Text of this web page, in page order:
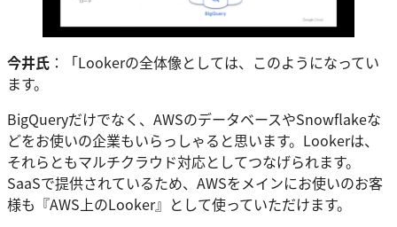
今井氏 ：「Lookerの全体像としては、このようになってい
ます。
BigQueryだけでなく、AWSのデータベースやSnowflakeな
どをお使いの企業もいらっしゃると思います。Lookerは、
それらともマルチクラウド対応としてつなげられます。
SaaSで提供されているため、AWSをメインにお使いのお客
様も『AWS上のLooker』として使っていただけます。